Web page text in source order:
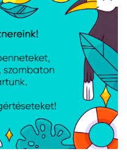
Apple MB NEO 13:
INDIGO/A18 PRO 6C
CPU/5C GPU/8GB/512GB-
MAG